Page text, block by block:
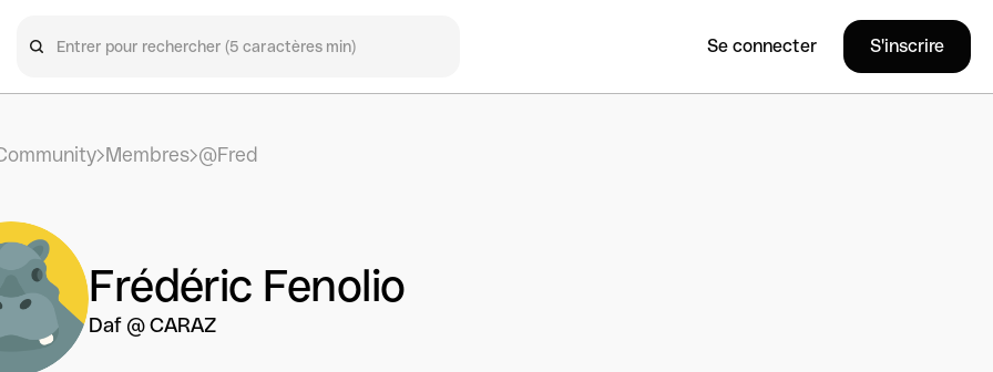
Se connecter S'inscrire
Membres @Fred
Frédéric Fenolio
Daf @ CARAZ